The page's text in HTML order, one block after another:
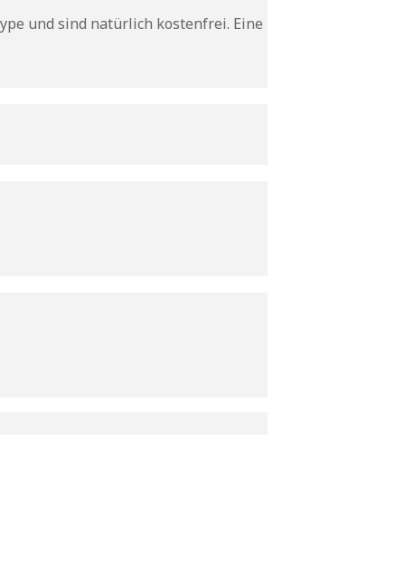
und sind natürlich kostenfrei. Eine